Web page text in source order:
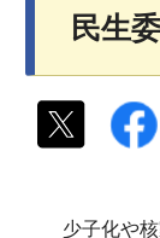
民生
少子化や核